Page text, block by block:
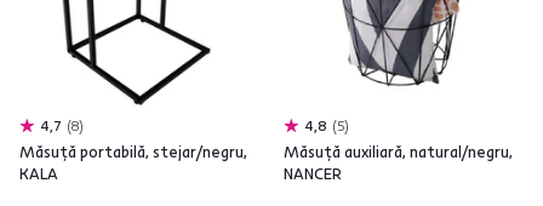
4,7 8
Măsuţă portabilă, stejar/negru,
KALA
4,8 5
Măsuţă auxiliară, natural/negru,
NANCER